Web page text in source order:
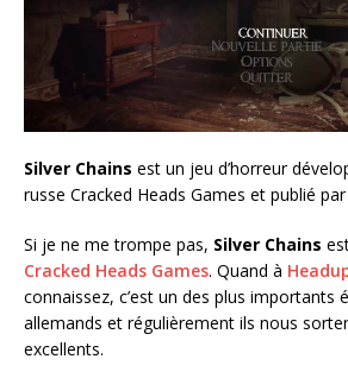
Silver Chains est un jeu d’horreur
russe Cracked Heads Games et publié
Si je ne me trompe pas, Silver Chains
Cracked Heads Games. Quand à
connaissez, c’est un des plus importants
allemands et régulièrement ils nous
excellents.